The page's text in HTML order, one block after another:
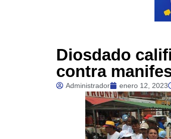
Diosdado
contra
Administrador enero 12, 2023